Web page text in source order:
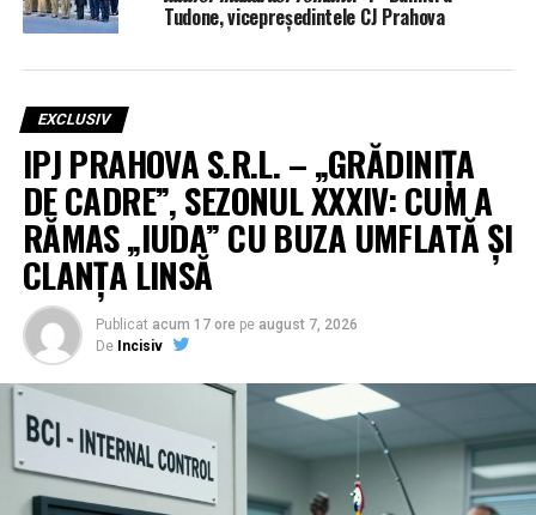
Tudone, vicepreședintele CJ Prahova
EXCLUSIV
IPJ PRAHOVA S.R.L. – „GRĂDINIȚA
DE CADRE”, SEZONUL XXXIV: CUM A
RĂMAS „IUDA” CU BUZA UMFLATĂ ȘI
CLANȚA LINSĂ
Publicat acum 17 ore pe august 7, 2026
De Incisiv